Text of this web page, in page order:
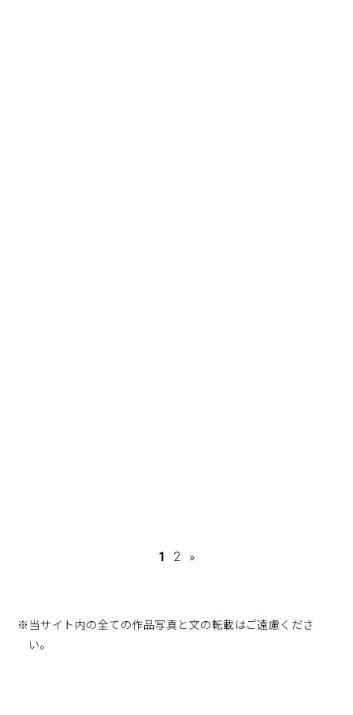
1 2 »
※当サイト内の全ての作品写真と文の転載はご遠慮くださ
い。